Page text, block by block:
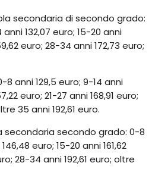
secondaria di secondo grado:
132,07 euro; 15-20 anni
euro; 28-34 anni 172,73 euro;
anni 129,5 euro; 9-14 anni
euro; 21-27 anni 168,91 euro;
35 anni 192,61 euro.
secondo grado: 0-8
euro; 15-20 anni 161,62
28-34 anni 192,61 euro; oltre